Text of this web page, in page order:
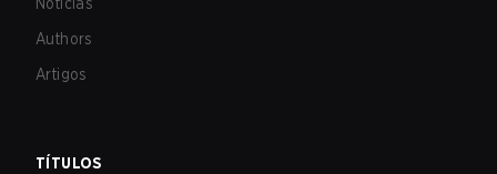
Authors
Artigos
TÍTULOS